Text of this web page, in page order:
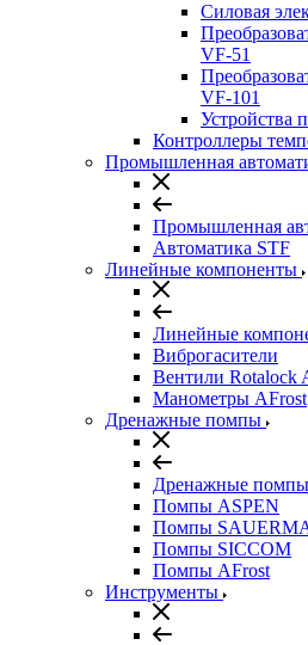
Силовая
VF-51
VF-101
Устройства
Контроллеры
Промышленная
Промышленная
Автоматика STF
Линейные компоненты
Линейные
Виброгасители
Вентили Rotalock
Манометры AFrost
Дренажные помпы
Дренажные помпы
Помпы ASPEN
Помпы
Помпы SICCOM
Помпы AFrost
Инструменты